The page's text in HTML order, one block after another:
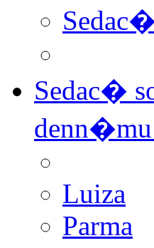
Sedac�
Luiza
Parma